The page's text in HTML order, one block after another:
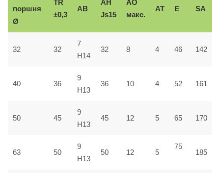
поршня
Ø
TR
±0,3
AB
AH
Js15
AO
макс.
AT E SA
32 32
7
H14
32 8 4 46 142
40 36
9
H13
36 10 4 52 161
50 45
9
H13
45 12 5 65 170
63 50
9
H13
50 12 5
75
185